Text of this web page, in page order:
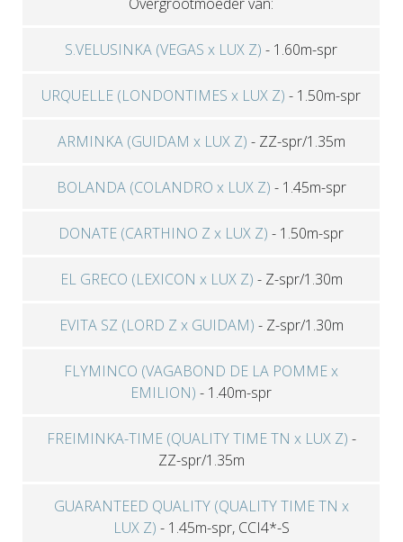
S.VELUSINKA (VEGAS x LUX Z) - 1.60m-spr
URQUELLE (LONDONTIMES x LUX Z) - 1.50m-spr
ARMINKA (GUIDAM x LUX Z) - ZZ-spr/1.35m
BOLANDA (COLANDRO x LUX Z) - 1.45m-spr
DONATE (CARTHINO Z x LUX Z) - 1.50m-spr
EL GRECO (LEXICON x LUX Z) - Z-spr/1.30m
EVITA SZ (LORD Z x GUIDAM) - Z-spr/1.30m
FLYMINCO (VAGABOND DE LA POMME x
EMILION) - 1.40m-spr
FREIMINKA-TIME (QUALITY TIME TN x LUX Z) -
ZZ-spr/1.35m
GUARANTEED QUALITY (QUALITY TIME TN x
LUX Z) - 1.45m-spr, CCI4*-S